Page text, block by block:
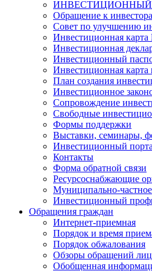
Обращение к
Совет по улучшению
Инвестиционная карта
Инвестиционная
Инвестиционный
Инвестиционная карта
План создания
Инвестиционное
Сопровождение
Свободные
Формы поддержки
Выставки, семинары,
Инвестиционный
Контакты
Форма обратной связи
Ресурсоснабжающие
Муниципально-
Инвестиционный
Обращения граждан
Интернет-приемная
Порядок и время
Порядок обжалования
Обзоры обращений лиц
Обобщенная